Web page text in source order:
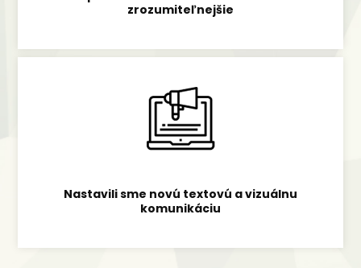
zrozumiteľnejšie
Nastavili sme novú textovú a vizuálnu
komunikáciu